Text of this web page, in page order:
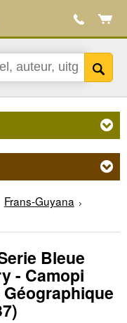
Frans-Guyana
Bleue
- Camopi